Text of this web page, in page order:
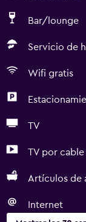
Bar/lounge
Servicio de
Wifi gratis
TV
TV por
Artículos de
Internet